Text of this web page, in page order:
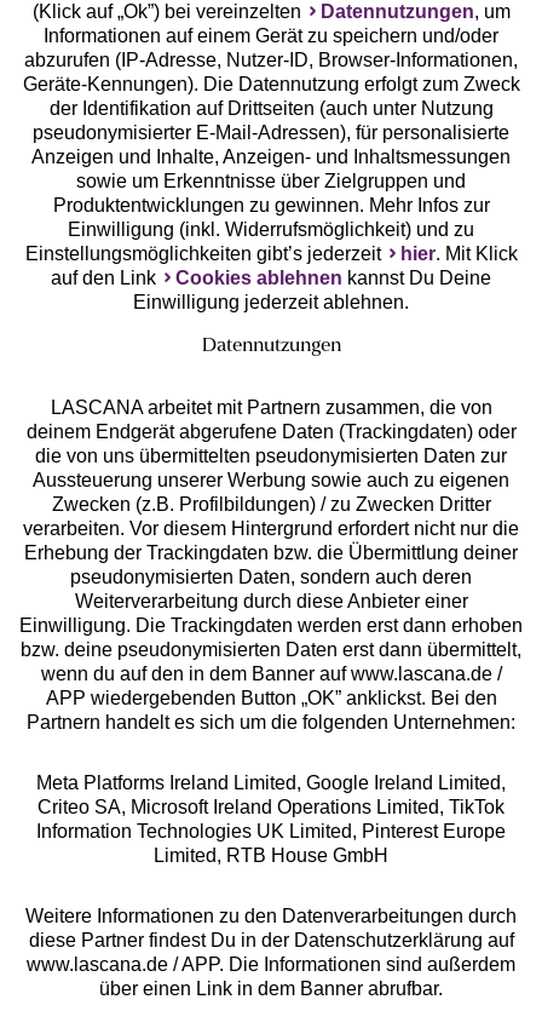
Geprüfte Sicherheit
Unsere Apps
Services
Beratung
Über uns
Rechtliches
Alle Preise inkl. MwSt., zzgl.
Versandkosten
** Bonität vorausgesetzt, berechtigt zur Bonitätsprüfung
(Klick auf „Ok”) bei vereinzelten
Datennutzungen, um
Informationen auf einem Gerät zu speichern und/oder
abzurufen (IP-Adresse, Nutzer-ID, Browser-Informationen,
Geräte-Kennungen). Die Datennutzung erfolgt zum Zweck
der Identifikation auf Drittseiten (auch unter Nutzung
pseudonymisierter E-Mail-Adressen), für personalisierte
Anzeigen und Inhalte, Anzeigen- und Inhaltsmessungen
sowie um Erkenntnisse über Zielgruppen und
Produktentwicklungen zu gewinnen. Mehr Infos zur
Einwilligung (inkl. Widerrufsmöglichkeit) und zu
Einstellungsmöglichkeiten gibt’s jederzeit
hier. Mit Klick
auf den Link
Cookies ablehnen kannst Du Deine
Einwilligung jederzeit ablehnen.
Datennutzungen
LASCANA arbeitet mit Partnern zusammen, die von
deinem Endgerät abgerufene Daten (Trackingdaten) oder
die von uns übermittelten pseudonymisierten Daten zur
Aussteuerung unserer Werbung sowie auch zu eigenen
Zwecken (z.B. Profilbildungen) / zu Zwecken Dritter
verarbeiten. Vor diesem Hintergrund erfordert nicht nur die
Erhebung der Trackingdaten bzw. die Übermittlung deiner
pseudonymisierten Daten, sondern auch deren
Weiterverarbeitung durch diese Anbieter einer
Einwilligung. Die Trackingdaten werden erst dann erhoben
bzw. deine pseudonymisierten Daten erst dann übermittelt,
wenn du auf den in dem Banner auf www.lascana.de /
APP wiedergebenden Button „OK” anklickst. Bei den
Partnern handelt es sich um die folgenden Unternehmen:
Meta Platforms Ireland Limited, Google Ireland Limited,
Criteo SA, Microsoft Ireland Operations Limited, TikTok
Information Technologies UK Limited, Pinterest Europe
Limited, RTB House GmbH
Weitere Informationen zu den Datenverarbeitungen durch
diese Partner findest Du in der Datenschutzerklärung auf
www.lascana.de / APP. Die Informationen sind außerdem
über einen Link in dem Banner abrufbar.